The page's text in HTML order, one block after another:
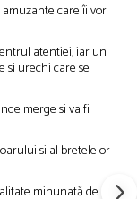
care îi vor
atentiei, iar un
si urechi care se
merge si va fi
si al bretelelor
minunată de